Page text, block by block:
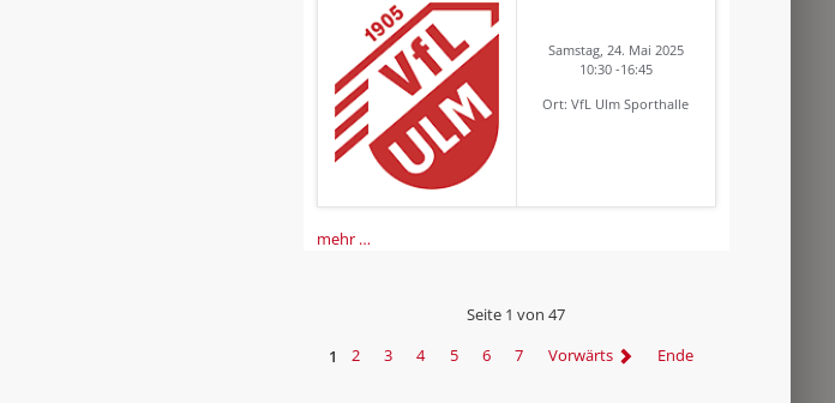
Samstag, 24. Mai 2025
10:30 -16:45
Ort: VfL Ulm Sporthalle
mehr …
Seite 1 von 47
1
2 3 4 5 6 7 Vorwärts Ende